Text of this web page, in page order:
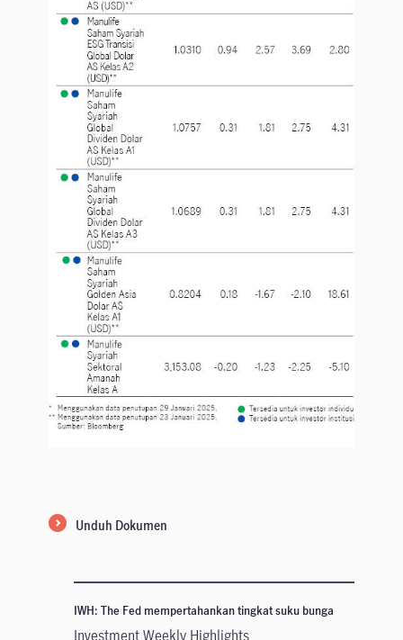
Unduh Dokumen
IWH: The Fed mempertahankan tingkat suku bunga
Investment Weekly Highlights